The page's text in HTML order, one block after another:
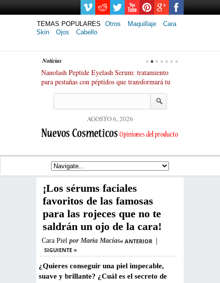
TEMAS POPULARES Otros Maquillaje
Cara
Skin
Ojos Cabello
Noticias
Nanolash Peptide Eyelash Serum: tratamiento
para pestañas con péptidos que transformará tu
AGOSTO 6, 2026
¡Los sérums faciales
favoritos de las famosas
para las rojeces que no te
saldrán un ojo de la cara!
Cara Piel por María Macías« ANTERIOR |
SIGUIENTE »
¿Quieres conseguir una piel impecable,
suave y brillante? ¿Cuál es el secreto de